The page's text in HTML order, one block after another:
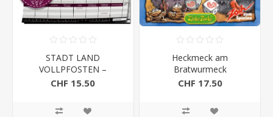
STADT LAND
VOLLPFOSTEN –
HORROR EDITION - Jetzt
CHF 15.50
Heckmeck am
Bratwurmeck
CHF 17.50